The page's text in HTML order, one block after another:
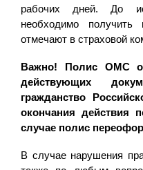
рабочих дней. До
необходимо
отмечают в страховой
Важно! Полис ОМС
действующих
гражданство
окончания действия
случае полис
В случае нарушения